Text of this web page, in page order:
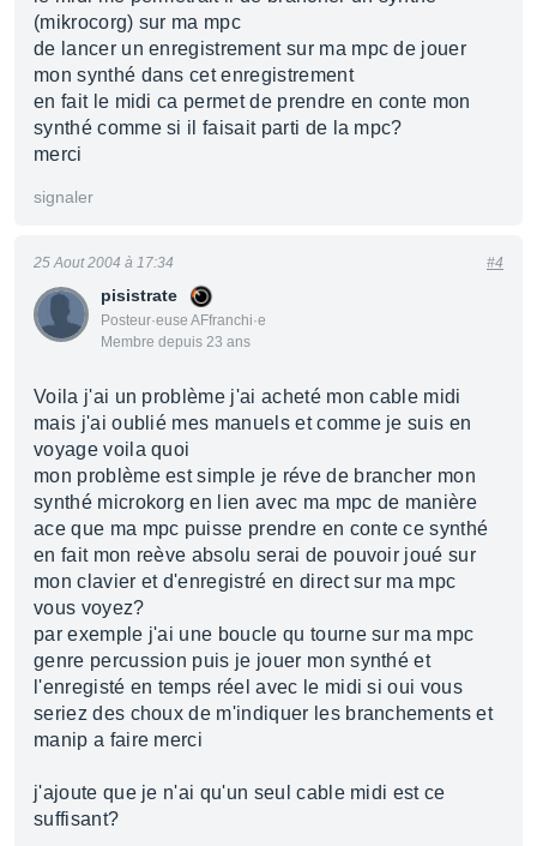
(mikrocorg) sur ma mpc
de lancer un enregistrement sur ma mpc de jouer
mon synthé dans cet enregistrement
en fait le midi ca permet de prendre en conte mon
synthé comme si il faisait parti de la mpc?
merci
signaler
pisistrate
Posteur·euse AFfranchi·e
Membre depuis 23 ans
25 Aout 2004 à 17:34 #4
Voila j'ai un problème j'ai acheté mon cable midi
mais j'ai oublié mes manuels et comme je suis en
voyage voila quoi
mon problème est simple je réve de brancher mon
synthé microkorg en lien avec ma mpc de manière
ace que ma mpc puisse prendre en conte ce synthé
en fait mon reève absolu serai de pouvoir joué sur
mon clavier et d'enregistré en direct sur ma mpc
vous voyez?
par exemple j'ai une boucle qu tourne sur ma mpc
genre percussion puis je jouer mon synthé et
l'enregisté en temps réel avec le midi si oui vous
seriez des choux de m'indiquer les branchements et
manip a faire merci
j'ajoute que je n'ai qu'un seul cable midi est ce
suffisant?